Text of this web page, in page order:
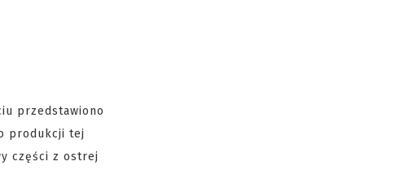
przedstawiono
produkcji tej
części z ostrej